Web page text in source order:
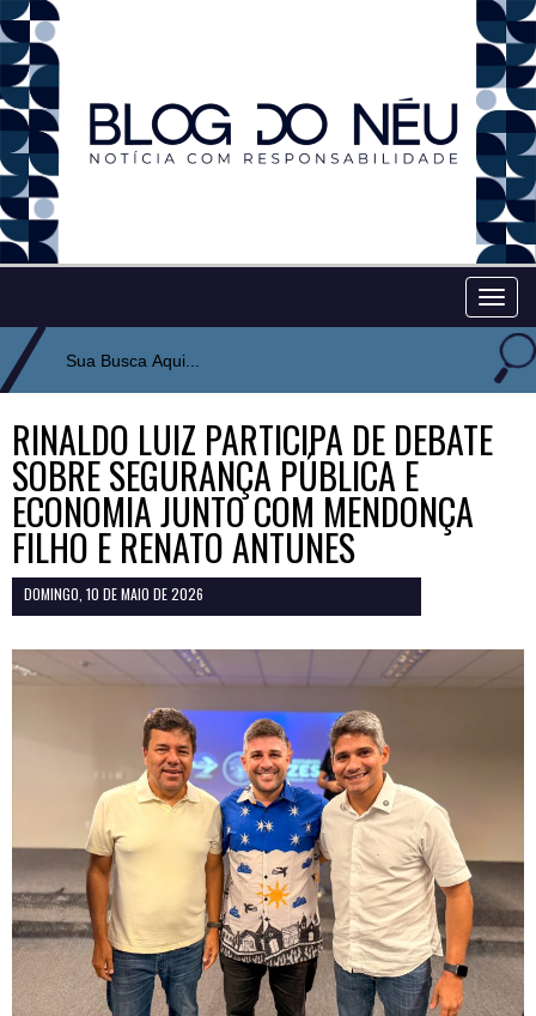
RINALDO LUIZ PARTICIPA DE DEBATE
SOBRE SEGURANÇA PÚBLICA E
ECONOMIA JUNTO COM MENDONÇA
FILHO E RENATO ANTUNES
DOMINGO, 10 DE MAIO DE 2026